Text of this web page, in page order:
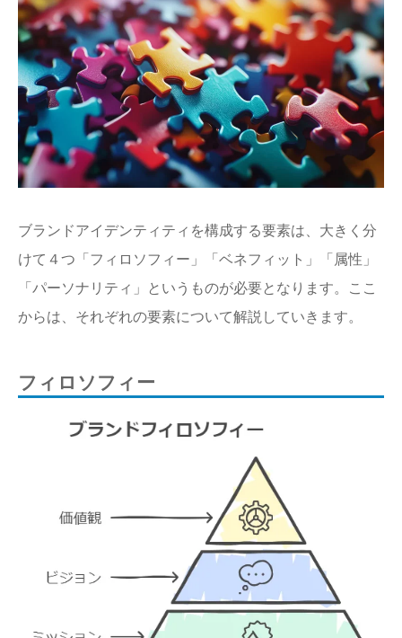
ブランドアイデンティティを構成する要素は、大きく分
けて４つ「フィロソフィー」「ベネフィット」「属性」
「パーソナリティ」というものが必要となります。ここ
からは、それぞれの要素について解説していきます。
フィロソフィー